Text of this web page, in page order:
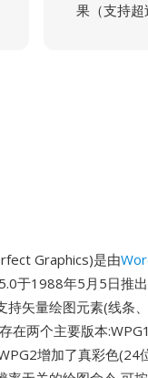
果（支持超
Graphics)是由
于1988年5月5日推
持矢量绘图元素(线条
在两个主要版本
增加了真彩色(24